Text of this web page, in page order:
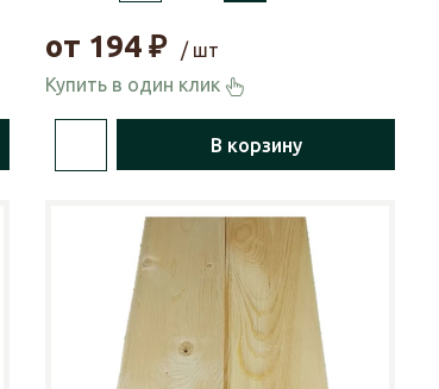
от 194 ₽
/ шт
Купить в один клик
В корзину